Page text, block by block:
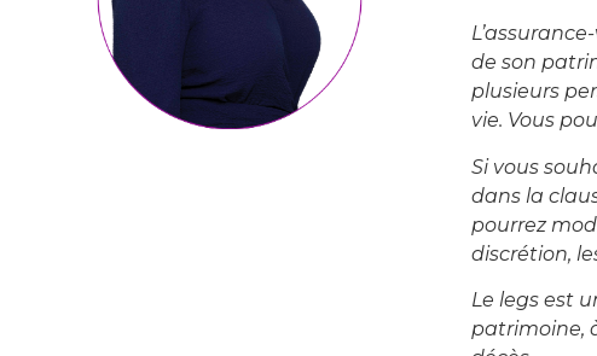
de son
plusieurs
vie. Vous
Si vous
dans la
pourrez
discrétion,
Le legs est
patrimoine,